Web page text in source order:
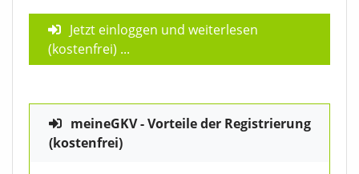
Jetzt einloggen und weiterlesen
(kostenfrei) ...
meineGKV - Vorteile der Registrierung
(kostenfrei)